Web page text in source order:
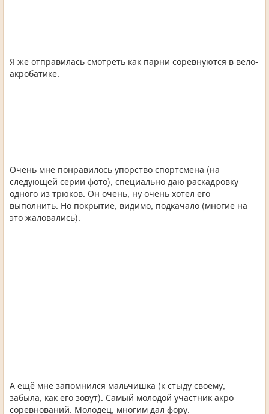
Я же отправилась смотреть как парни соревнуются в вело-
акробатике.
Очень мне понравилось упорство спортсмена (на
следующей серии фото), специально даю раскадровку
одного из трюков. Он очень, ну очень хотел его
выполнить. Но покрытие, видимо, подкачало (многие на
это жаловались).
А ещё мне запомнился мальчишка (к стыду своему,
забыла, как его зовут). Самый молодой участник акро
соревнований. Молодец, многим дал фору.